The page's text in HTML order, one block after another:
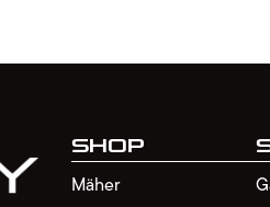
Shop
Mäher